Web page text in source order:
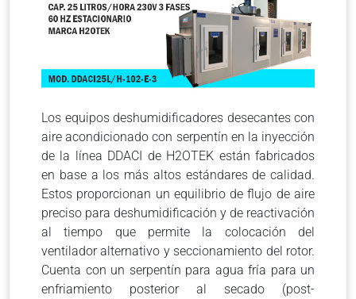
Los equipos deshumidificadores desecantes con
aire acondicionado con serpentín en la inyección
de la línea DDACI de H2OTEK están fabricados
en base a los más altos estándares de calidad.
Estos proporcionan un equilibrio de flujo de aire
preciso para deshumidificación y de reactivación
al tiempo que permite la colocación del
ventilador alternativo y seccionamiento del rotor.
Cuenta con un serpentín para agua fría para un
enfriamiento posterior al secado (post-